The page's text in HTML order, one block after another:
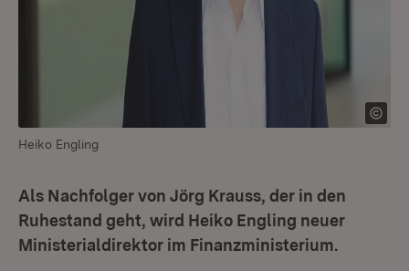
Heiko Engling
Als Nachfolger von Jörg Krauss, der in den
Ruhestand geht, wird Heiko Engling neuer
Ministerialdirektor im Finanzministerium.